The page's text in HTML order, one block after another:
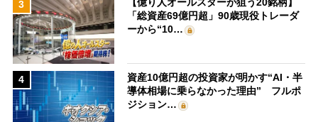
3
【億り人オールスターが狙う20銘柄】
「総資産69億円超」90歳現役トレーダ
ーから“10…
4
資産10億円超の投資家が明かす“AI・半
導体相場に乗らなかった理由” フルポ
ジション…